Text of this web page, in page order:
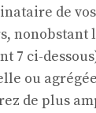
de
ci-
ou
de plus